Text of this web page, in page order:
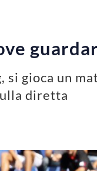
si gioca un
diretta